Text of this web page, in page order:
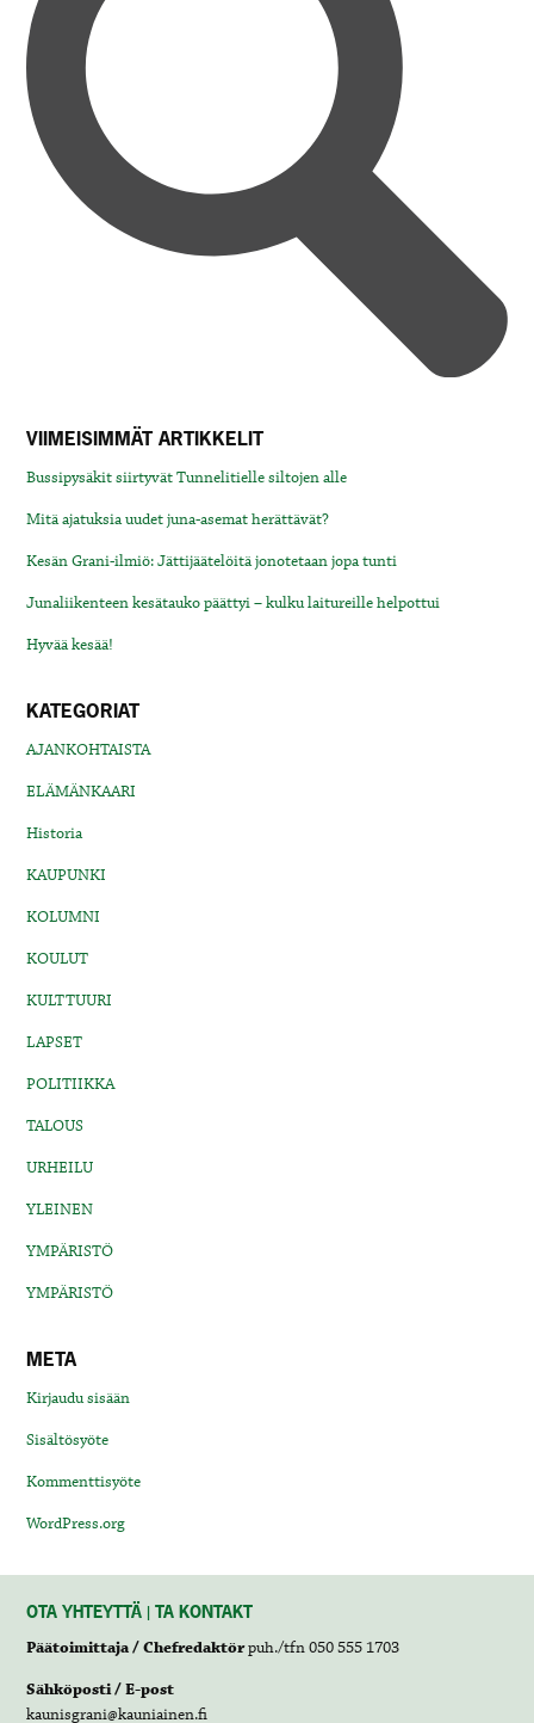
VIIMEISIMMÄT ARTIKKELIT
Bussipysäkit siirtyvät Tunnelitielle siltojen alle
Mitä ajatuksia uudet juna-asemat herättävät?
Kesän Grani-ilmiö: Jättijäätelöitä jonotetaan jopa tunti
Junaliikenteen kesätauko päättyi – kulku laitureille helpottui
Hyvää kesää!
KATEGORIAT
AJANKOHTAISTA
ELÄMÄNKAARI
Historia
KAUPUNKI
KOLUMNI
KOULUT
KULTTUURI
LAPSET
POLITIIKKA
TALOUS
URHEILU
YLEINEN
YMPÄRISTÖ
YMPÄRISTÖ
META
Kirjaudu sisään
Sisältösyöte
Kommenttisyöte
WordPress.org
OTA YHTEYTTÄ | TA KONTAKT
Päätoimittaja / Chefredaktörpuh./tfn 050 555 1703
Sähköposti / E-post
kaunisgrani@kauniainen.fi